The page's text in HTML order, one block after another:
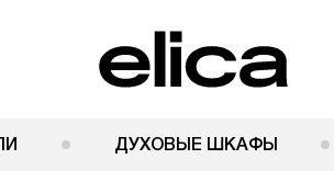
ДУХОВЫЕ ШКАФЫ